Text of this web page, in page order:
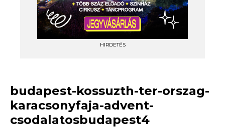
HIRDETÉS
budapest-kossuzth-ter-orszag-
karacsonyfaja-advent-
csodalatosbudapest4